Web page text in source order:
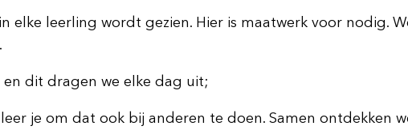
elke leerling wordt gezien. Hier is maatwerk voor nodig.
dit dragen we elke dag uit;
je om dat ook bij anderen te doen. Samen ontdekken